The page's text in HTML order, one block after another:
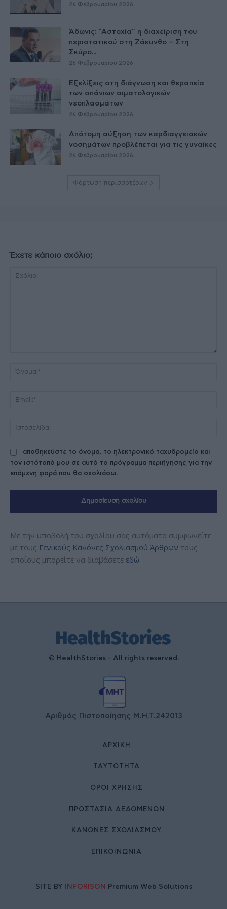
26 Φεβρουαρίου 2026
Άδωνις: “Αστοχία” η διαχείριση του
περιστατικού στη Ζάκυνθο – Στη
Σκύρο...
26 Φεβρουαρίου 2026
Εξελίξεις στη διάγνωση και θεραπεία
των σπάνιων αιματολογικών
νεοπλασμάτων
26 Φεβρουαρίου 2026
Απότομη αύξηση των καρδιαγγειακών
νοσημάτων προβλέπεται για τις γυναίκες
26 Φεβρουαρίου 2026
Φόρτωση περισσοτέρων
Έχετε κάποιο σχόλιο;
αποθηκεύστε το όνομα, το ηλεκτρονικό ταχυδρομείο και
τον ιστότοπό μου σε αυτό το πρόγραμμα περιήγησης για την
επόμενη φορά που θα σχολιάσω.
Με την υποβολή του σχολίου σας αυτόματα συμφωνείτε
με τους Γενικούς Κανόνες Σχολιασμού Άρθρων τους
οποίους μπορείτε να διαβάσετε εδώ.
© HealthStories - All rights reserved.
Αριθμός Πιστοποίησης Μ.Η.Τ.242013
ΑΡΧΙΚΉ
ΤΑΥΤΌΤΗΤΑ
ΌΡΟΙ ΧΡΉΣΗΣ
ΠΡΟΣΤΑΣΙΑ ΔΕΔΟΜΕΝΩΝ
ΚΑΝΟΝΕΣ ΣΧΟΛΙΑΣΜΟΥ
ΕΠΙΚΟΙΝΩΝΊΑ
SITE BY INFORISON Premium Web Solutions